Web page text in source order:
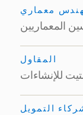
معماري
المعماريين
المقاول
للإنشاءات
التمويل